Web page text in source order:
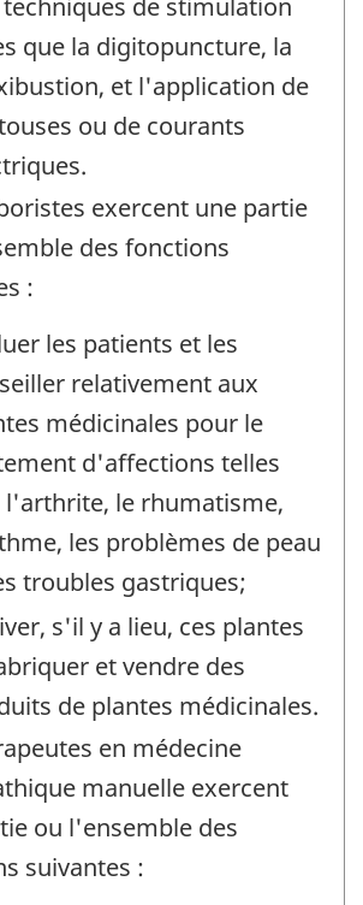
techniques de stimulation
que la digitopuncture, la
et l'application de
ou de courants
exercent une partie
des fonctions
:
les patients et les
relativement aux
médicinales pour le
d'affections telles
l'arthrite, le rhumatisme,
les problèmes de peau
troubles gastriques;
s'il y a lieu, ces plantes
et vendre des
de plantes médicinales.
en médecine
manuelle exercent
ou l'ensemble des
suivantes :